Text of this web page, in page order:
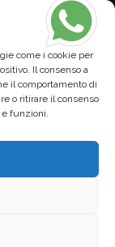
come i cookie per
Il consenso a
il comportamento di
o ritirare il consenso
funzioni.